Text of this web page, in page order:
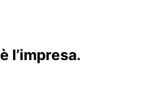
l’impresa.